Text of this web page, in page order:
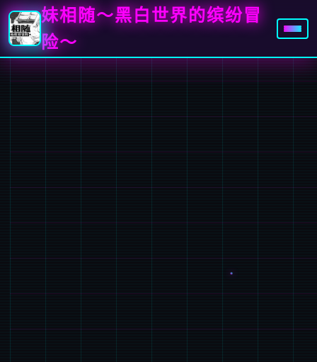
妹相随～黑白世界的缤纷冒
险～